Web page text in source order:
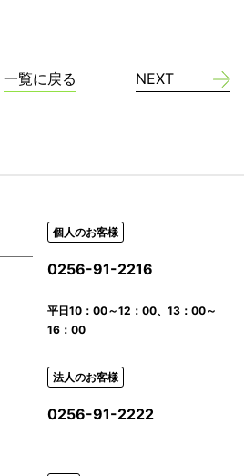
一覧に戻る NEXT
個人のお客様
0256-91-2216
平日10：00～12：00、13：00～
16：00
法人のお客様
0256-91-2222